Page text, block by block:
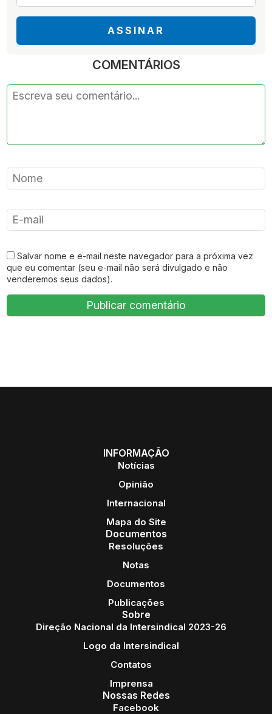
ASSINAR
COMENTÁRIOS
Salvar nome e e-mail neste navegador para a próxima vez
que eu comentar (seu e-mail não será divulgado e não
venderemos seus dados).
INFORMAÇÃO
Notícias
Opinião
Internacional
Mapa do Site
Documentos
Resoluções
Notas
Documentos
Publicações
Sobre
Direção Nacional da Intersindical 2023-26
Logo da Intersindical
Contatos
Imprensa
Nossas Redes
Facebook